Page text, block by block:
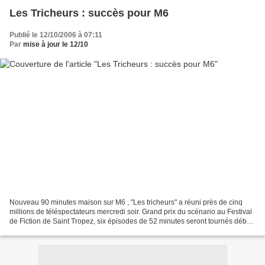
Les Tricheurs : succès pour M6
Publié le 12/10/2006 à 07:11
Par mise à jour le 12/10
Nouveau 90 minutes maison sur M6 , "Les tricheurs" a réuni près de cinq
millions de téléspectateurs mercredi soir. Grand prix du scénario au Festival
de Fiction de Saint Tropez, six épisodes de 52 minutes seront tournés début